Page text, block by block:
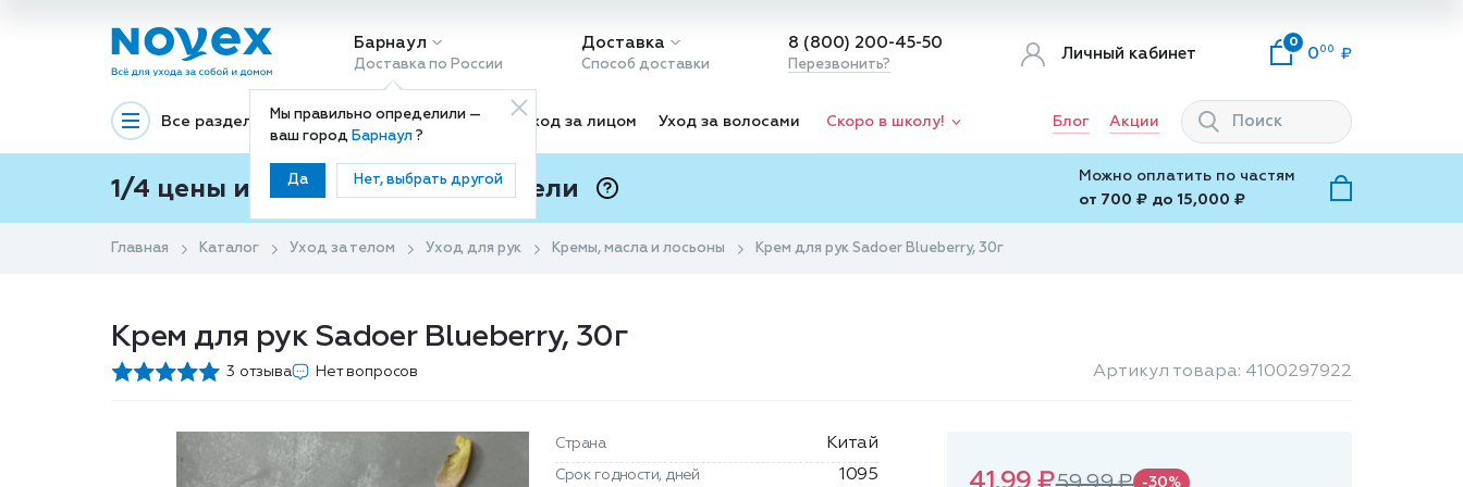
Барнаул
Доставка по России
Мы правильно определили —
ваш город Барнаул?
Да Нет, выбрать другой
Доставка
Способ доставки
8 (800) 200-45-50
Перезвонить?
Личный кабинет
0
0 00
Все разделы Декоративная косметика Уход за лицом Уход за волосами Скоро в школу! Блог Акции
1/4 цены и покупки ваши с Подели
Можно оплатить по частям
от 700 ₽ до 15,000 ₽
Главная Каталог Уход за телом Уход для рук Кремы, масла и лосьоны Крем для рук Sadoer Blueberry, 30г
Крем для рук Sadoer Blueberry, 30г
3 отзыва Нет вопросов Артикул товара: 4100297922
Страна Китай
Срок годности, дней 1095 41.99 ₽59.99 ₽ -30%